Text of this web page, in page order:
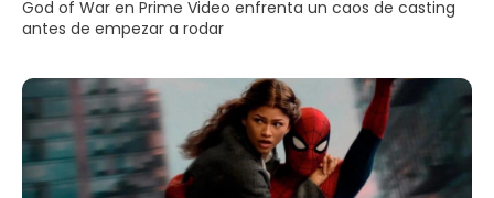
God of War en Prime Video enfrenta un caos de casting
antes de empezar a rodar